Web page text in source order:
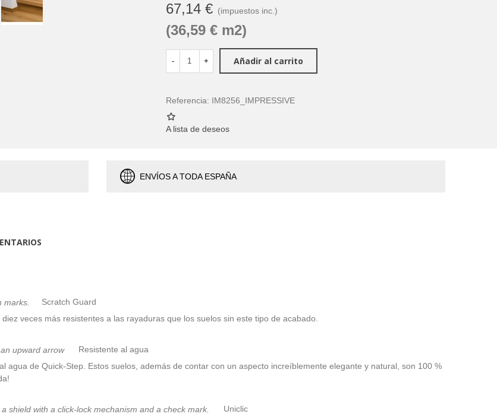
67,14 € (impuestos inc.)
(36,59 € m2)
- + Añadir al carrito
Referencia: IM8256_IMPRESSIVE
A lista de deseos
ENVÍOS A TODA ESPAÑA
Scratch Guard
veces más resistentes a las rayaduras que los suelos sin este tipo de acabado.
Resistente al agua
agua de Quick-Step. Estos suelos, además de contar con un aspecto increíblemente elegante y natural, son 100 %
Uniclic